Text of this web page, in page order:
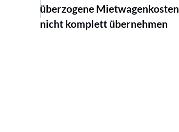
überzogene Mietwagenkosten
nicht komplett übernehmen